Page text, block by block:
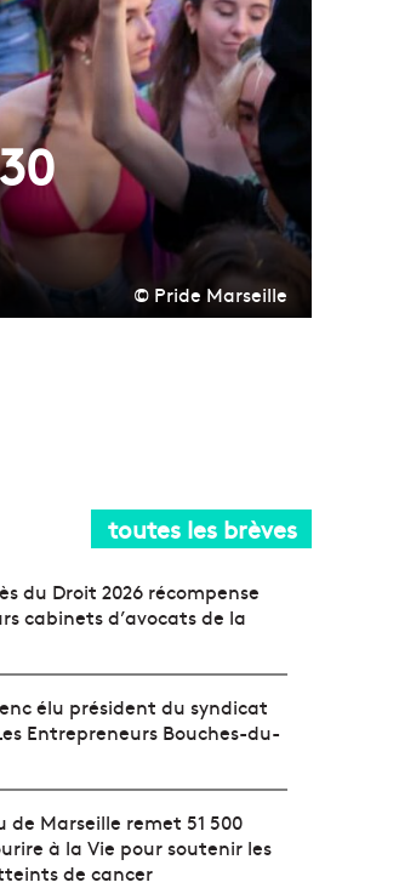
© Pride Marseille
toutes les brèves
du Droit 2026 récompense
cabinets d’avocats de la
élu président du syndicat
Entrepreneurs Bouches-du-
de Marseille remet 51 500
à la Vie pour soutenir les
de cancer